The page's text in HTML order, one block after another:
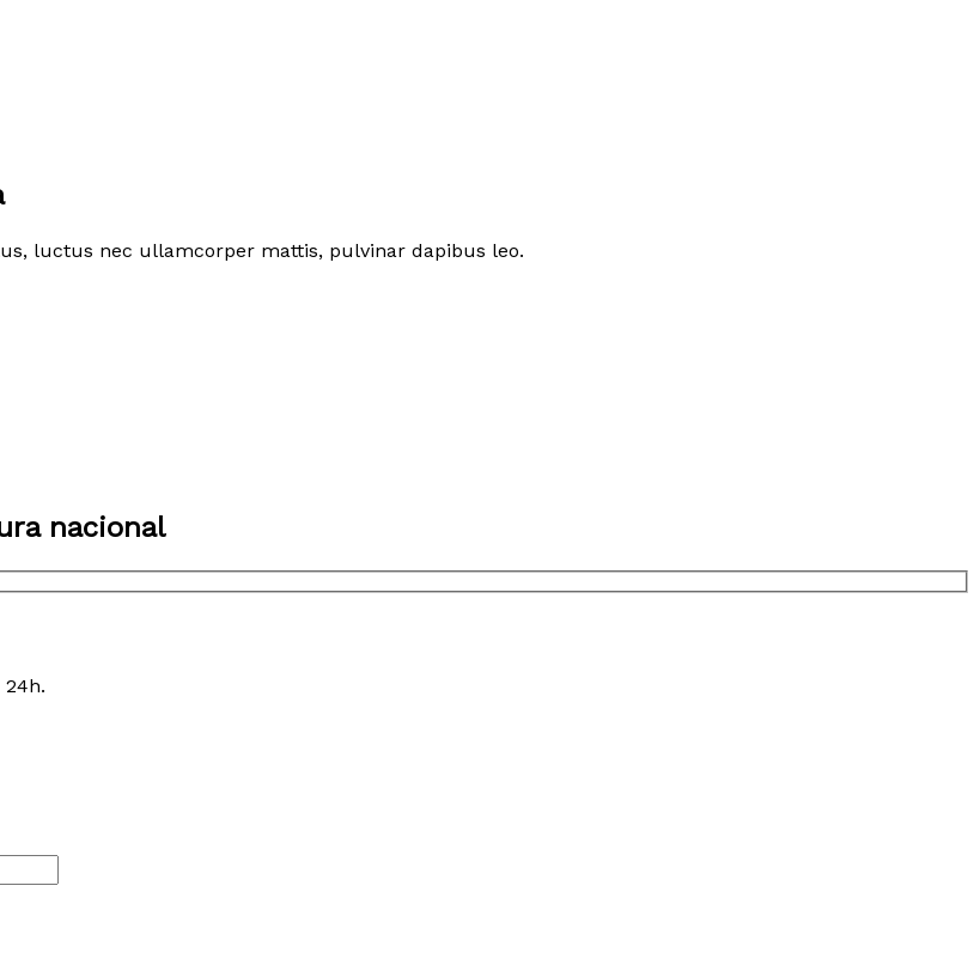
luctus nec ullamcorper mattis, pulvinar dapibus leo.
nacional